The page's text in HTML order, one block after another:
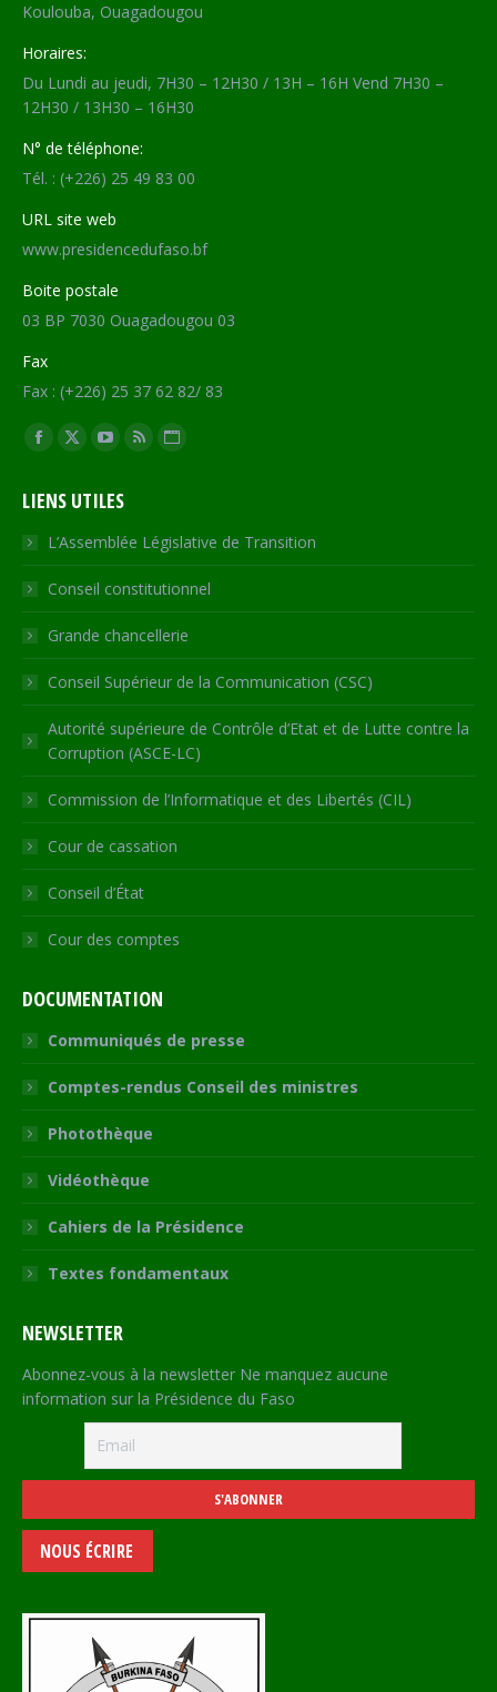
Koulouba, Ouagadougou
Horaires:
Du Lundi au jeudi, 7H30 – 12H30 / 13H – 16H Vend 7H30 –
12H30 / 13H30 – 16H30
N° de téléphone:
Tél. : (+226) 25 49 83 00
URL site web
www.presidencedufaso.bf
Boite postale
03 BP 7030 Ouagadougou 03
Fax
Fax : (+226) 25 37 62 82/ 83
Trouvez nous sur :
Facebook
opens
in
new
window
X
opens
in
new
window
YouTube
opens
in
new
window
RSS
in
new
window
Site
opens
in
new
LIENS UTILES
L’Assemblée Législative de Transition
Conseil constitutionnel
Grande chancellerie
Conseil Supérieur de la Communication (CSC)
Autorité supérieure de Contrôle d’Etat et de Lutte contre la
Corruption (ASCE-LC)
Commission de l’Informatique et des Libertés (CIL)
Cour de cassation
Conseil d’État
Cour des comptes
DOCUMENTATION
Communiqués de presse
Comptes-rendus Conseil des ministres
Photothèque
Vidéothèque
Cahiers de la Présidence
Textes fondamentaux
NEWSLETTER
Abonnez-vous à la newsletter Ne manquez aucune
information sur la Présidence du Faso
NOUS ÉCRIRE